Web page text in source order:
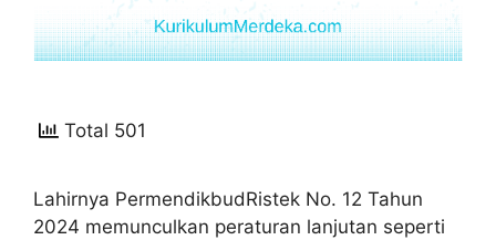
Total 501
Lahirnya PermendikbudRistek No. 12 Tahun
2024 memunculkan peraturan lanjutan seperti